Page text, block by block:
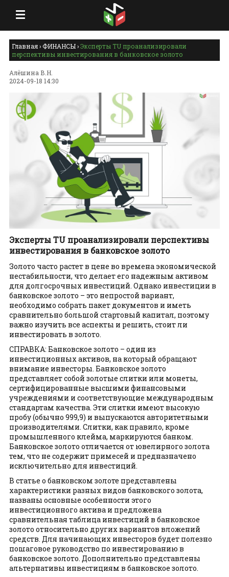
Главная›ФИНАНСЫ›Эксперты TU проанализировали
перспективы инвестирования в банковское золото
Алёшина В.Н.
2024-09-18 14:30
Эксперты TU проанализировали перспективы
инвестирования в банковское золото
Золото часто растет в цене во времена экономической
нестабильности, что делает его надежным активом
для долгосрочных инвестиций. Однако инвестиции в
банковское золото – это непростой вариант,
необходимо собрать пакет документов и иметь
сравнительно большой стартовый капитал, поэтому
важно изучить все аспекты и решить, стоит ли
инвестировать в золото.
СПРАВКА: Банковское золото – один из
инвестиционных активов, на который обращают
внимание инвесторы. Банковское золото
представляет собой золотые слитки или монеты,
сертифицированные высшими финансовыми
учреждениями и соответствующие международным
стандартам качества. Эти слитки имеют высокую
пробу (обычно 999,9) и выпускаются авторитетными
производителями. Слитки, как правило, кроме
промышленного клейма, маркируются банком.
Банковское золото отличается от ювелирного золота
тем, что не содержит примесей и предназначено
исключительно для инвестиций.
В статье о банковском золоте представлены
характеристики разных видов банковского золота,
названы основные особенности этого
инвестиционного актива и предложена
сравнительная таблица инвестиций в банковское
золото относительно других вариантов вложений
средств. Для начинающих инвесторов будет полезно
пошаговое руководство по инвестированию в
банковское золото. Дополнительно представлены
альтернативы инвестициям в банковское золото.